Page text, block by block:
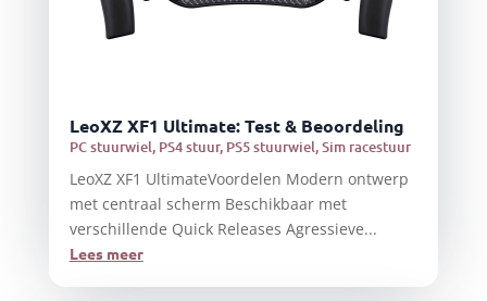
LeoXZ XF1 Ultimate: Test & Beoordeling
PC stuurwiel, PS4 stuur, PS5 stuurwiel,Sim racestuur
LeoXZ XF1 UltimateVoordelen Modern ontwerp
met centraal scherm Beschikbaar met
verschillende Quick Releases Agressieve...
Lees meer